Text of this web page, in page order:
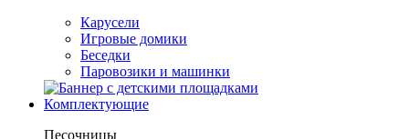
Карусели
Игровые домики
Беседки
Паровозики и машинки
Комплектующие
Песочницы